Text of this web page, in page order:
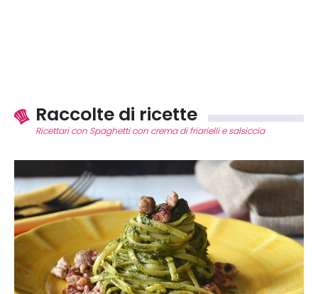
Raccolte di ricette
Ricettari con Spaghetti con crema di friarielli e salsiccia